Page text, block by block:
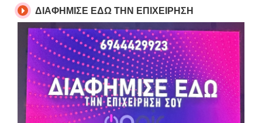
ΔΙΑΦΗΜΙΣΕ ΕΔΩ ΤΗΝ ΕΠΙΧΕΙΡΗΣΗ